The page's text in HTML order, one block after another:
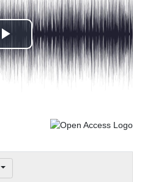
Play
Video